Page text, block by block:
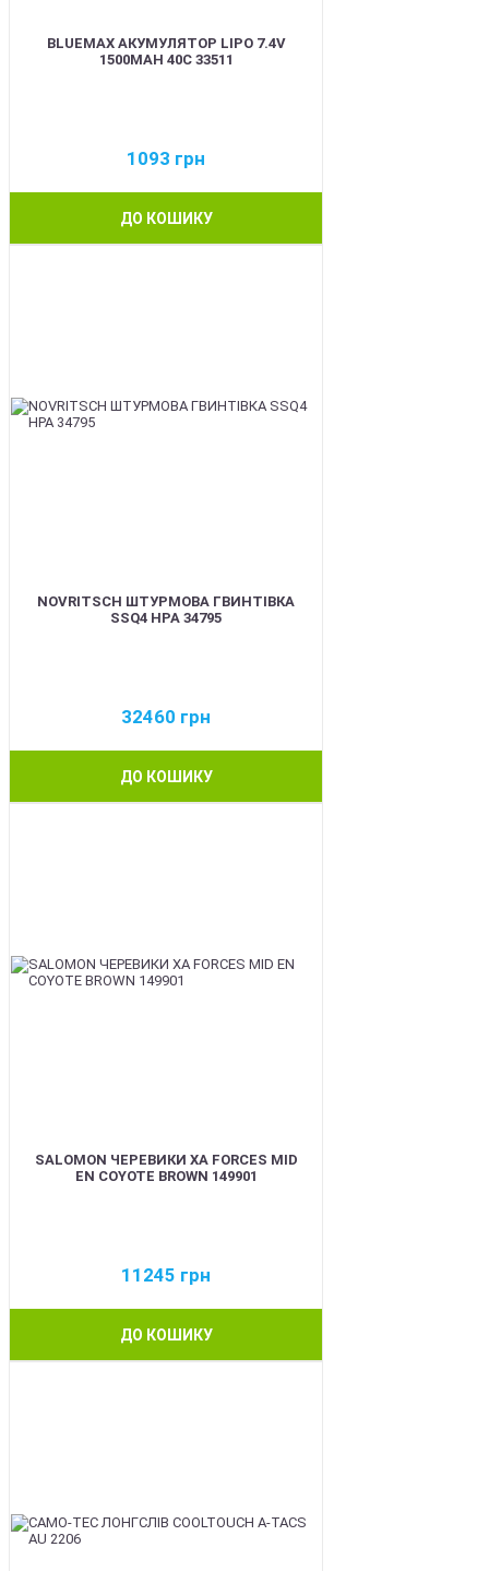
BLUEMAX АКУМУЛЯТОР LIPO 7.4V
1500MAH 40C 33511
1093 грн
ДО КОШИКУ
NOVRITSCH ШТУРМОВА ГВИНТІВКА
SSQ4 HPA 34795
32460 грн
ДО КОШИКУ
SALOMON ЧЕРЕВИКИ XA FORCES MID
EN COYOTE BROWN 149901
11245 грн
ДО КОШИКУ